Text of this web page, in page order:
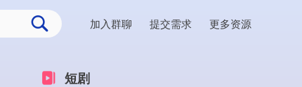
加入群聊 提交需求 更多资源
短剧